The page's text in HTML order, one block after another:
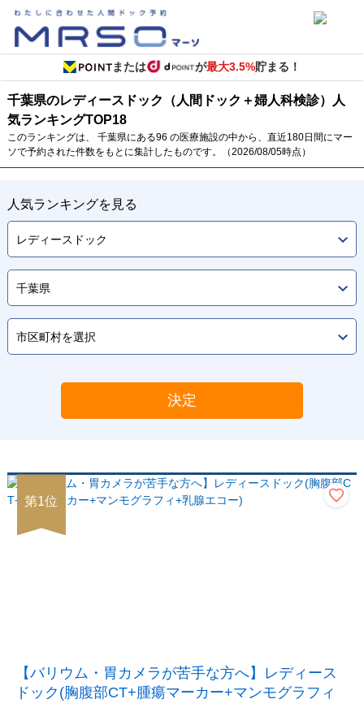
または が最大3.5%貯まる！
千葉県のレディースドック（人間ドック＋婦人科検診）
人
気ランキングTOP18
このランキングは、 千葉県にある96 の医療施設の中から、直近180日間にマー
ソで予約された件数をもとに集計したものです。（2026/08/05時点）
人気ランキングを見る
決定
第1位
【バリウム・胃カメラが苦手な方へ】レディース
ドック(胸腹部CT+腫瘍マーカー+マンモグラフィ